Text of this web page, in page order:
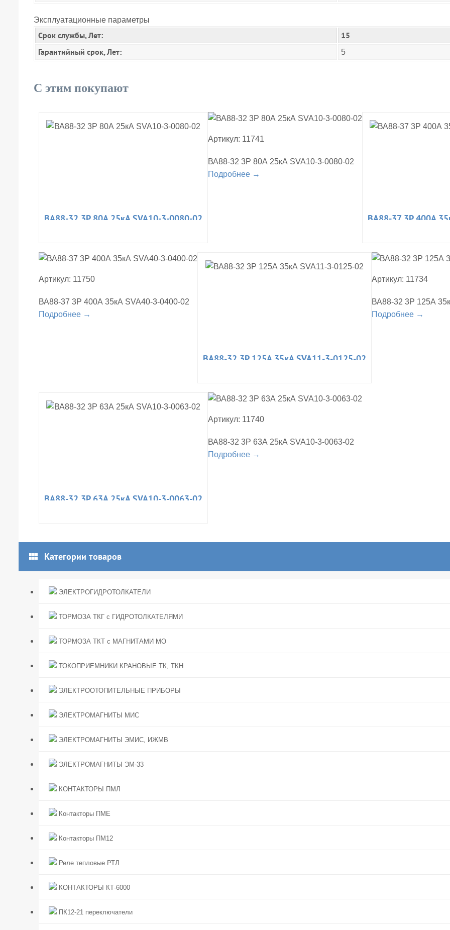
Эксплуатационные параметры
Срок службы, Лет:
15
Гарантийный срок, Лет:
5
С этим покупают
ВА88-32 3Р 80А 25кА SVA10-3-0080-02
Артикул: 11741
ВА88-32 3Р 80А 25кА SVA10-3-0080-02
Подробнее →
ВА88-37 3Р 400А
Артикул: 11750
ВА88-37 3Р 400А 35кА SVA40-3-0400-02
Подробнее →
ВА88-32 3Р 125А 35кА SVA11-3-0125-02
Артикул: 11734
ВА88-32 3Р 125А
Подробнее →
ВА88-32 3Р 63А 25кА SVA10-3-0063-02
Артикул: 11740
ВА88-32 3Р 63А 25кА SVA10-3-0063-02
Подробнее →
view_module Категории товаров
ЭЛЕКТРОГИДРОТОЛКАТЕЛИ
ТОРМОЗА ТКГ с ГИДРОТОЛКАТЕЛЯМИ
ТОРМОЗА ТКТ с МАГНИТАМИ МО
ТОКОПРИЕМНИКИ КРАНОВЫЕ ТК, ТКН
ЭЛЕКТРООТОПИТЕЛЬНЫЕ ПРИБОРЫ
ЭЛЕКТРОМАГНИТЫ МИС
ЭЛЕКТРОМАГНИТЫ ЭМИС, ИЖМВ
ЭЛЕКТРОМАГНИТЫ ЭМ-33
КОНТАКТОРЫ ПМЛ
Контакторы ПМЕ
Контакторы ПМ12
Реле тепловые РТЛ
КОНТАКТОРЫ КТ-6000
ПК12-21 переключатели